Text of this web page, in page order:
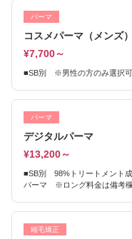
パーマ
コスメパーマ（メンズ）
¥7,700～
■SB別 ※男性の方のみ選択
パーマ
デジタルパーマ
¥13,200～
■SB別 98%トリートメント
パーマ ※ロング料金は備考
縮毛矯正